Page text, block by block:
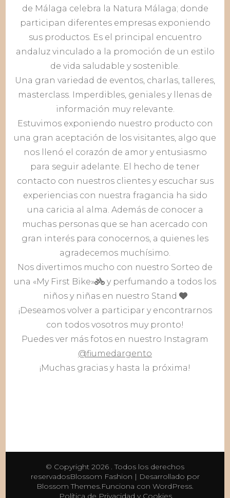
de Málaga celebra la Natura Málaga; donde
participan diferentes empresas exponiendo
sus productos. Es el principal encuentro
andaluz vinculado a la promoción de un estilo
de vida saludable y sostenible.
Una gran variedad de eventos, charlas, talleres,
masterclass. Imperdibles, geniales y llenas de
información muy relevante.
Estuvimos exponiendo nuestro producto con
una gran aceptación de los visitantes, algo que
nos llenó el corazón de amor y entusiasmo
para seguir adelante. El hecho de tener
contacto con nuestros clientes y escuchar sus
experiencias con nuestra fragancia ha sido
una caricia al alma. Además de conocer a
muchas personas que se han acercado con
gran interés para conocernos, a quienes les
agradecemos muchísimo.
Nos divertimos mucho con nuestro Sorteo de
una «My First Bike»
y perfumando a todos los
niños y niñas en nuestro Stand
¡Deseamos volver a participar y encontrarnos
con todos vosotros muy pronto!
Puedes ver más fotos en nuestro Instagram
@fiumedargento
¡Muchas gracias y hasta la próxima!
© Copyright 2026 . Todos los derechos
reservadosBlossom Fashion | Desarrollado por
Blossom Themes.Funciona con WordPress.
Política de Privacidad y Cookies.